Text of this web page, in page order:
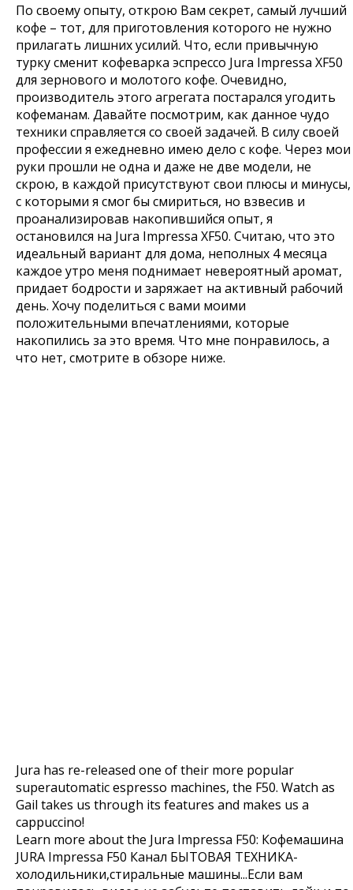
По своему опыту, открою Вам секрет, самый лучший
кофе – тот, для приготовления которого не нужно
прилагать лишних усилий. Что, если привычную
турку сменит кофеварка эспрессо Jura Impressa XF50
для зернового и молотого кофе. Очевидно,
производитель этого агрегата постарался угодить
кофеманам. Давайте посмотрим, как данное чудо
техники справляется со своей задачей. В силу своей
профессии я ежедневно имею дело с кофе. Через мои
руки прошли не одна и даже не две модели, не
скрою, в каждой присутствуют свои плюсы и минусы,
с которыми я смог бы смириться, но взвесив и
проанализировав накопившийся опыт, я
остановился на Jura Impressa XF50. Считаю, что это
идеальный вариант для дома, неполных 4 месяца
каждое утро меня поднимает невероятный аромат,
придает бодрости и заряжает на активный рабочий
день. Хочу поделиться с вами моими
положительными впечатлениями, которые
накопились за это время. Что мне понравилось, а
что нет, смотрите в обзоре ниже.
Jura has re-released one of their more popular
superautomatic espresso machines, the F50. Watch as
Gail takes us through its features and makes us a
cappuccino!
Learn more about the Jura Impressa F50: Кофемашина
JURA Impressa F50 Канал БЫТОВАЯ ТЕХНИКА-
холодильники,стиральные машины...Если вам